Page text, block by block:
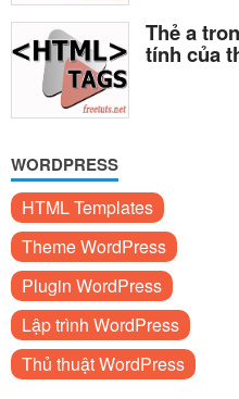
Thẻ a
tính của
WORDPRESS
HTML Templates
Theme WordPress
Plugin WordPress
Lập trình WordPress
Thủ thuật WordPress